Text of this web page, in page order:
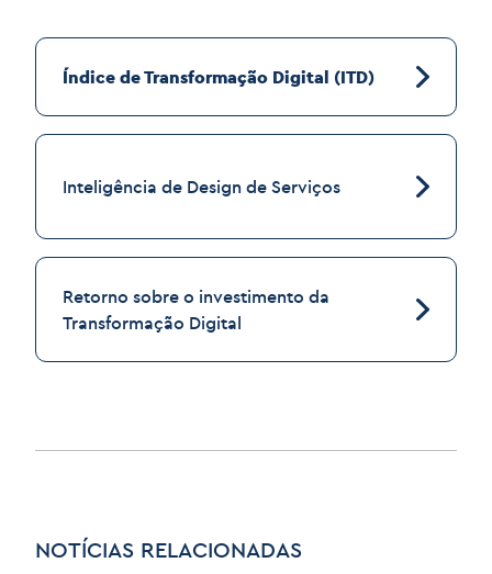
Índice de Transformação Digital (ITD)
Inteligência de Design de Serviços
Retorno sobre o investimento da
Transformação Digital
NOTÍCIAS RELACIONADAS